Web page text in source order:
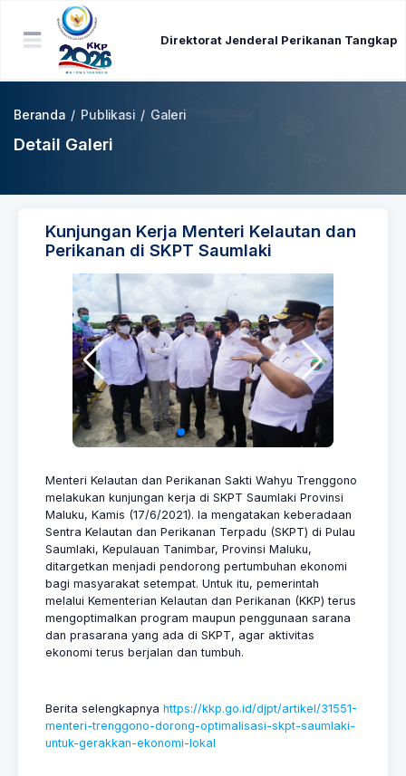
Direktorat Jenderal Perikanan Tangkap
Beranda / Publikasi / Galeri
Detail Galeri
Kunjungan Kerja Menteri Kelautan dan
Perikanan di SKPT Saumlaki
Menteri Kelautan dan Perikanan Sakti Wahyu Trenggono
melakukan kunjungan kerja di SKPT Saumlaki Provinsi
Maluku, Kamis (17/6/2021). Ia mengatakan keberadaan
Sentra Kelautan dan Perikanan Terpadu (SKPT) di Pulau
Saumlaki, Kepulauan Tanimbar, Provinsi Maluku,
ditargetkan menjadi pendorong pertumbuhan ekonomi
bagi masyarakat setempat. Untuk itu, pemerintah
melalui Kementerian Kelautan dan Perikanan (KKP) terus
mengoptimalkan program maupun penggunaan sarana
dan prasarana yang ada di SKPT, agar aktivitas
ekonomi terus berjalan dan tumbuh.
Berita selengkapnya https://kkp.go.id/djpt/artikel/31551-
menteri-trenggono-dorong-optimalisasi-skpt-saumlaki-
untuk-gerakkan-ekonomi-lokal